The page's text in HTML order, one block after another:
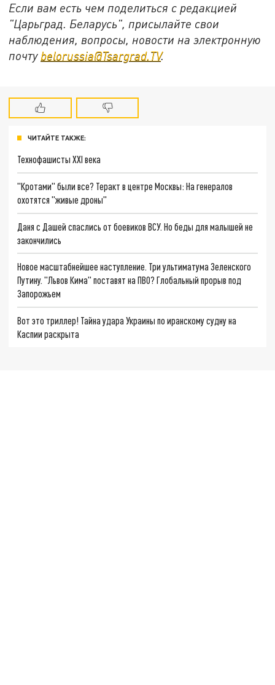
Если вам есть чем поделиться с редакцией
"Царьград. Беларусь", присылайте свои
наблюдения, вопросы, новости на электронную
почту belorussia@Tsargrad.TV.
ЧИТАЙТЕ ТАКЖЕ:
Технофашисты XXI века
"Кротами" были все? Теракт в центре Москвы: На генералов
охотятся "живые дроны"
Даня с Дашей спаслись от боевиков ВСУ. Но беды для малышей не
закончились
Новое масштабнейшее наступление. Три ультиматума Зеленского
Путину. "Львов Кима" поставят на ПВО? Глобальный прорыв под
Запорожьем
Вот это триллер! Тайна удара Украины по иранскому судну на
Каспии раскрыта